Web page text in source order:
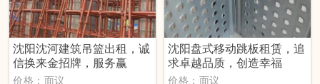
沈阳沈河建筑吊篮出租，诚
信换来金招牌，服务赢
价格：面议
沈阳盘式移动跳板租赁，追
求卓越品质，创造幸福
价格：面议